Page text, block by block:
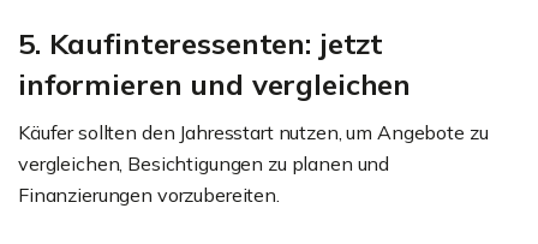
5. Kaufinteressenten: jetzt
informieren und vergleichen
Käufer sollten den Jahresstart nutzen, um Angebote zu
vergleichen, Besichtigungen zu planen und
Finanzierungen vorzubereiten.